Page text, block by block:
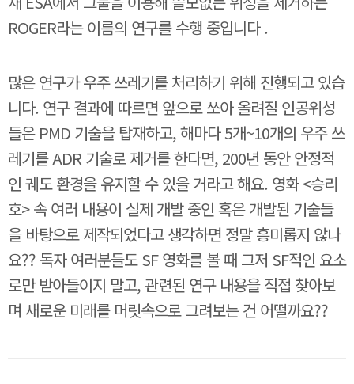
ROGER라는 이름의 연구를 수행 중입니다 .
많은 연구가 우주 쓰레기를 처리하기 위해 진행되고 있습
니다. 연구 결과에 따르면 앞으로 쏘아 올려질 인공위성
들은 PMD 기술을 탑재하고, 해마다 5개~10개의 우주 쓰
레기를 ADR 기술로 제거를 한다면, 200년 동안 안정적
인 궤도 환경을 유지할 수 있을 거라고 해요. 영화 <승리
호> 속 여러 내용이 실제 개발 중인 혹은 개발된 기술들
을 바탕으로 제작되었다고 생각하면 정말 흥미롭지 않나
요?? 독자 여러분들도 SF 영화를 볼 때 그저 SF적인 요소
로만 받아들이지 말고, 관련된 연구 내용을 직접 찾아보
며 새로운 미래를 머릿속으로 그려보는 건 어떨까요??